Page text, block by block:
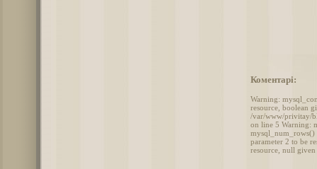
Коментарі:
Warning:
resource, boolean
/var/www/privitay/
on line 5 Warning:
mysql_num_rows()
parameter 2 to be
resource, null